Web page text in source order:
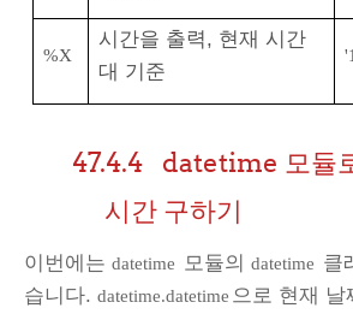
%X
시간을 출력, 현재 시간
대 기준
47.4.4
datetime 모듈
시간 구하기
이번에는 datetime 모듈의 datetime 클
습니다. datetime.datetime 으로 현재 날